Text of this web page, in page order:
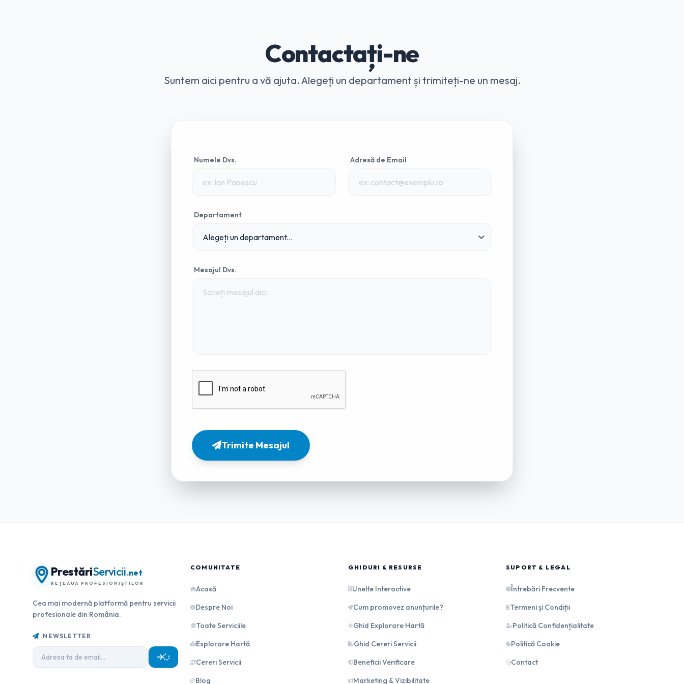
Contactați-ne
Suntem aici pentru a vă ajuta. Alegeți un departament și trimiteți-ne un mesaj.
Numele Dvs. Adresă de Email
Departament
Mesajul Dvs.
Trimite Mesajul
PrestăriServicii.net
REȚEAUA PROFESIONIȘTILOR
Cea mai modernă platformă pentru servicii
profesionale din România.
NEWSLETTER
COMUNITATE
Acasă
Despre Noi
Toate Serviciile
Explorare Hartă
Cereri Servicii
Blog
GHIDURI & RESURSE
Unelte Interactive
Cum promovez anunțurile?
Ghid Explorare Hartă
Ghid Cereri Servicii
Beneficii Verificare
Marketing & Vizibilitate
SUPORT & LEGAL
Întrebări Frecvente
Termeni și Condiții
Politică Confidențialitate
Politică Cookie
Contact